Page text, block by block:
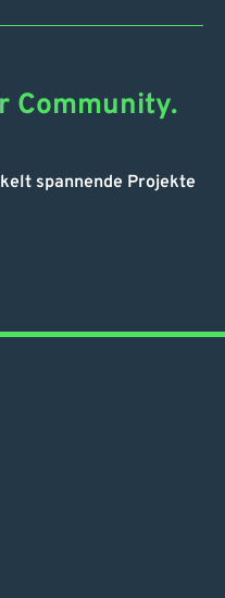
Community.
spannende Projekte